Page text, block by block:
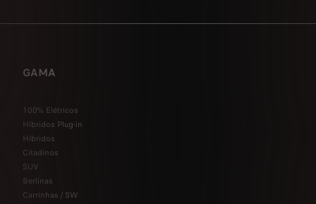
GAMA
100% Elétricos
Híbridos Plug-in
Híbridos
Citadinos
SUV
Berlinas
Carrinhas / SW